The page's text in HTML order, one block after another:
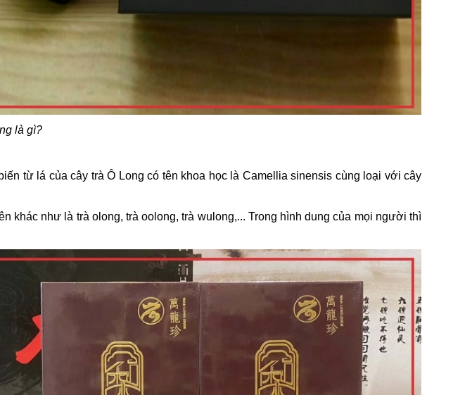
là gì?
từ lá của cây trà Ô Long có tên khoa học là Camellia sinensis cùng loại với cây
khác như là trà olong, trà oolong, trà wulong,... Trong hình dung của mọi người thì